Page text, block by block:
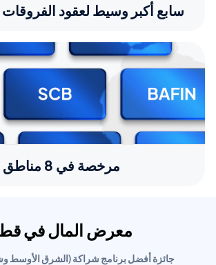
سابع أكبر وسيط لعقود الفروقات
مرخصة في 8 مناطق
معرض المال في
جائزة أفضل برنامج شراكة (الشرق الأوسط